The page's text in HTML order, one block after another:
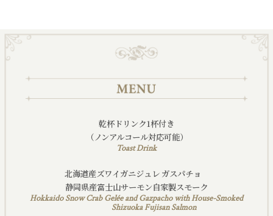
乾杯ドリンク1杯付き
（ノンアルコール対応可能）
Toast Drink
北海道産ズワイガニジュレ ガスパチョ
静岡県産富士山サーモン自家製スモーク
Hokkaido Snow Crab Gelée and Gazpacho with House-Smoked
Shizuoka Fujisan Salmon